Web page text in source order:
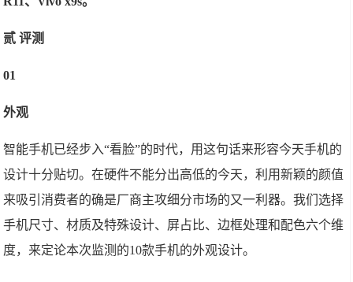
贰 评测
01
外观
智能手机已经步入“看脸”的时代，用这句话来形容今天手机的
设计十分贴切。在硬件不能分出高低的今天，利用新颖的颜值
来吸引消费者的确是厂商主攻细分市场的又一利器。我们选择
手机尺寸、材质及特殊设计、屏占比、边框处理和配色六个维
度，来定论本次监测的10款手机的外观设计。